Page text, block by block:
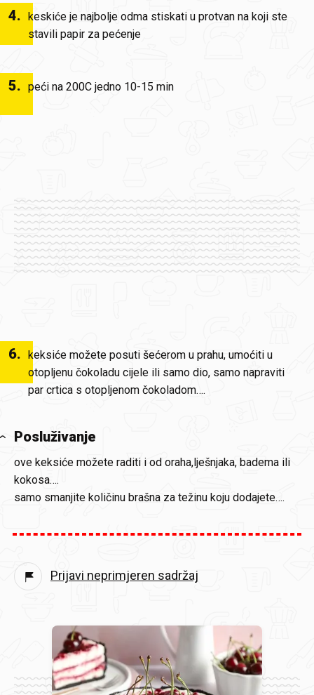
4. keskiće je najbolje odma stiskati u protvan na koji ste
stavili papir za pećenje
5. peći na 200C jedno 10-15 min
6. keksiće možete posuti šećerom u prahu, umoćiti u
otopljenu čokoladu cijele ili samo dio, samo napraviti
par crtica s otopljenom čokoladom….
Posluživanje
ove keksiće možete raditi i od oraha,lješnjaka, badema ili
kokosa….
samo smanjite količinu brašna za težinu koju dodajete….
Prijavi neprimjeren sadržaj